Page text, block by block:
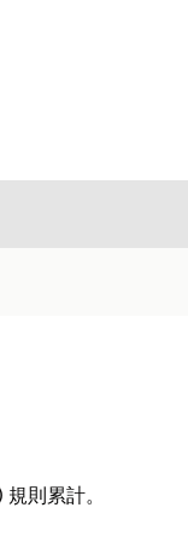
則累計。